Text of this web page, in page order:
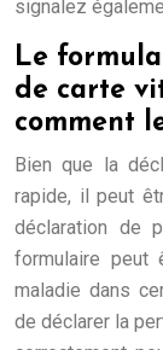
signalez
Le
de carte
comment
Bien que la
rapide, il peut
déclaration de
formulaire peut
maladie dans
de déclarer la